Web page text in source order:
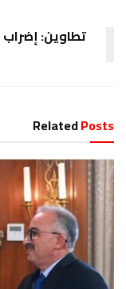
تطاوين: إضراب
RelatedPosts